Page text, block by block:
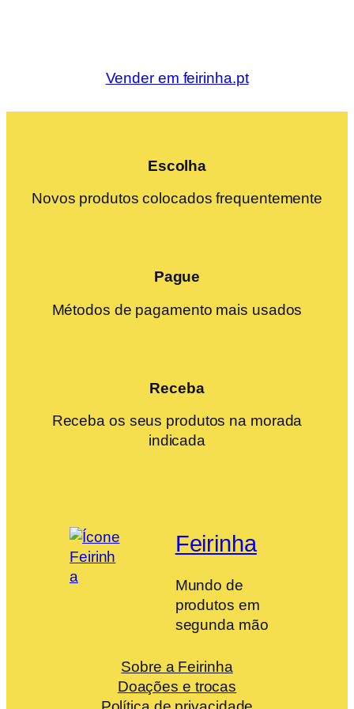
Vender em feirinha.pt
Escolha
Novos produtos colocados frequentemente
Pague
Métodos de pagamento mais usados
Receba
Receba os seus produtos na morada
indicada
Feirinha
Mundo de
produtos em
segunda mão
Sobre a Feirinha
Doações e trocas